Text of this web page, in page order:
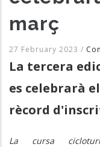
març
27 February 2023 /
La tercera
es celebrarà
rècord
La cursa